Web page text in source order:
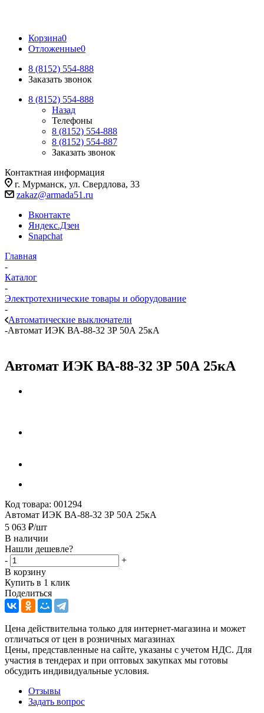
Корзина0
Отложенные0
8 (8152) 554-888
Заказать звонок
8 (8152) 554-888
Назад
Телефоны
8 (8152) 554-888
8 (8152) 554-887
Заказать звонок
Контактная информация
г. Мурманск, ул. Свердлова, 33
zakaz@armada51.ru
Вконтакте
Яндекс.Дзен
Snapchat
Главная
-
Каталог
-
Электротехнические товары и оборудование
-
Автоматические выключатели
-Автомат ИЭК ВА-88-32 3Р 50А 25кА
Автомат ИЭК ВА-88-32 3Р 50А 25кА
Код товара: 001294
Автомат ИЭК ВА-88-32 3Р 50А 25кА
5 063 ₽/шт
В наличии
Нашли дешевле?
-
+
В корзину
Купить в 1 клик
Поделиться
Цена действительна только для интернет-магазина и может
отличаться от цен в розничных магазинах
Цены, представленные на сайте, указаны с учетом НДС. Для
участия в тендерах и при оптовых закупках мы готовы
обсудить индивидуальные условия.
Отзывы
Задать вопрос